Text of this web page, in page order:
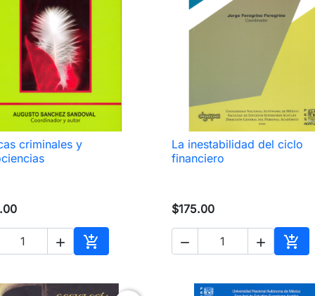
 Vista rápida
criminales y
 
Añadir al carrito
 Vista rápida
La inestabilidad del ciclo
financiero
$175.00
  